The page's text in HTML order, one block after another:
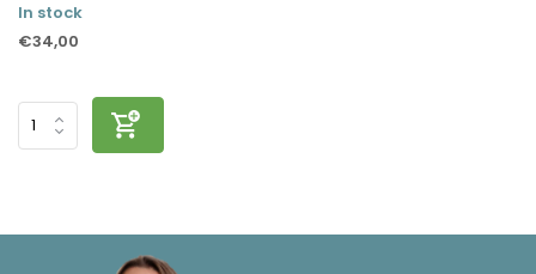
In stock
€34,00